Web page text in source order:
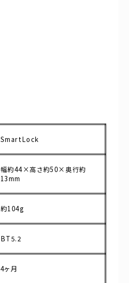
SmartLock
幅約44×高さ約50×奥行約
13mm
約104g
BT5.2
4ヶ月